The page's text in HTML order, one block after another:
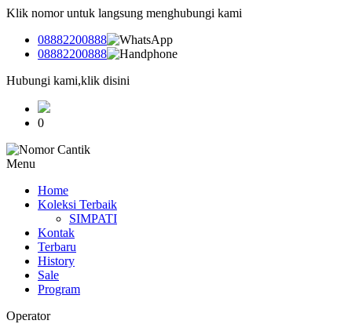
Klik nomor untuk langsung menghubungi kami
08882200888
08882200888
Hubungi kami,klik disini
0
Menu
Home
Koleksi Terbaik
SIMPATI
Kontak
Terbaru
History
Sale
Program
Operator